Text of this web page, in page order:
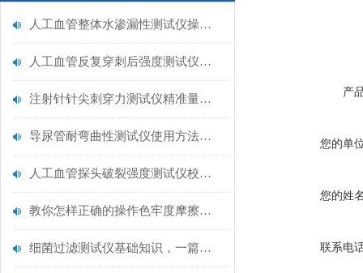
人工血管整体水渗漏性测试仪操作中最容易出错的步骤
人工血管反复穿刺后强度测试仪是什么？透析患者的“生命管“质量靠它把关！
注射针针尖刺穿力测试仪精准量化针尖锋利度，构筑临床安全防线
导尿管耐弯曲性测试仪使用方法与操作规范
人工血管探头破裂强度测试仪校准规范：精准赋能医疗安全的技术基准
教你怎样正确的操作色牢度摩擦测试机
细菌过滤测试仪基础知识，一篇搞定
产
您的单
您的姓
联系电